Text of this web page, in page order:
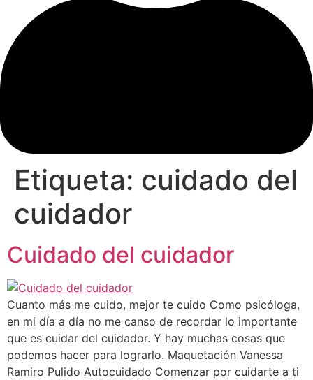
Etiqueta: cuidado del
cuidador
Cuidado del cuidador
Cuanto más me cuido, mejor te cuido Como psicóloga,
en mi día a día no me canso de recordar lo importante
que es cuidar del cuidador. Y hay muchas cosas que
podemos hacer para lograrlo. Maquetación Vanessa
Ramiro Pulido Autocuidado Comenzar por cuidarte a ti